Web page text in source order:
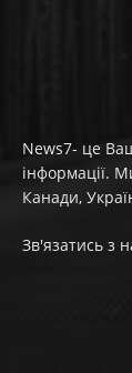
News7- це
інформації.
Канади,
Зв'язатись з